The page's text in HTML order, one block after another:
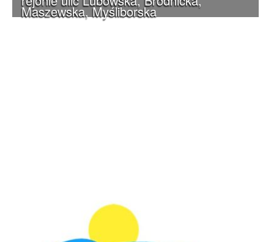
Maszewska, Myśliborska